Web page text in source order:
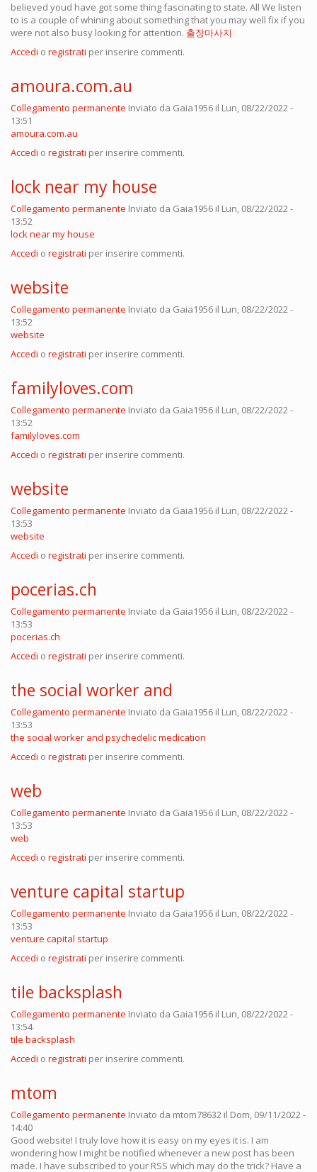
believed youd have got some thing fascinating to state. All We listen
to is a couple of whining about something that you may well fix if you
were not also busy looking for attention. 출장마사지
Accedi o registrati per inserire commenti.
amoura.com.au
Collegamento permanente Inviato da Gaia1956 il Lun, 08/22/2022 -
13:51
amoura.com.au
Accedi o registrati per inserire commenti.
lock near my house
Collegamento permanente Inviato da Gaia1956 il Lun, 08/22/2022 -
13:52
lock near my house
Accedi o registrati per inserire commenti.
website
Collegamento permanente Inviato da Gaia1956 il Lun, 08/22/2022 -
13:52
website
Accedi o registrati per inserire commenti.
familyloves.com
Collegamento permanente Inviato da Gaia1956 il Lun, 08/22/2022 -
13:52
familyloves.com
Accedi o registrati per inserire commenti.
website
Collegamento permanente Inviato da Gaia1956 il Lun, 08/22/2022 -
13:53
website
Accedi o registrati per inserire commenti.
pocerias.ch
Collegamento permanente Inviato da Gaia1956 il Lun, 08/22/2022 -
13:53
pocerias.ch
Accedi o registrati per inserire commenti.
the social worker and
Collegamento permanente Inviato da Gaia1956 il Lun, 08/22/2022 -
13:53
the social worker and psychedelic medication
Accedi o registrati per inserire commenti.
web
Collegamento permanente Inviato da Gaia1956 il Lun, 08/22/2022 -
13:53
web
Accedi o registrati per inserire commenti.
venture capital startup
Collegamento permanente Inviato da Gaia1956 il Lun, 08/22/2022 -
13:53
venture capital startup
Accedi o registrati per inserire commenti.
tile backsplash
Collegamento permanente Inviato da Gaia1956 il Lun, 08/22/2022 -
13:54
tile backsplash
Accedi o registrati per inserire commenti.
mtom
Collegamento permanente Inviato da mtom78632 il Dom, 09/11/2022 -
14:40
Good website! I truly love how it is easy on my eyes it is. I am
wondering how I might be notified whenever a new post has been
made. I have subscribed to your RSS which may do the trick? Have a